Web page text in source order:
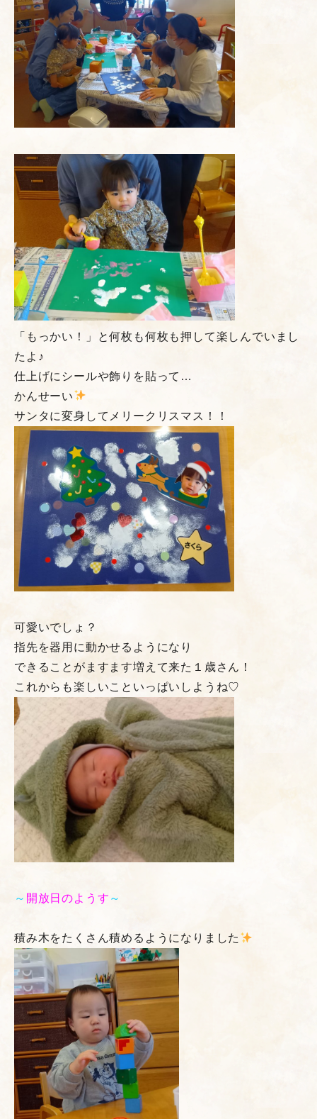
「もっかい！」と何枚も何枚も押して楽しんでいまし
たよ♪
仕上げにシールや飾りを貼って…
かんせーい
サンタに変身してメリークリスマス！！
可愛いでしょ？
指先を器用に動かせるようになり
できることがますます増えて来た１歳さん！
これからも楽しいこといっぱいしようね♡
～ 開放日のようす ～
積み木をたくさん積めるようになりました